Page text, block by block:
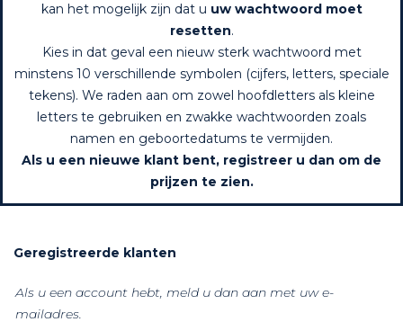
kan het mogelijk zijn dat u uw wachtwoord moet
resetten.
Kies in dat geval een nieuw sterk wachtwoord met
minstens 10 verschillende symbolen (cijfers, letters, speciale
tekens). We raden aan om zowel hoofdletters als kleine
letters te gebruiken en zwakke wachtwoorden zoals
namen en geboortedatums te vermijden.
Als u een nieuwe klant bent, registreer u dan om de
prijzen te zien.
Geregistreerde klanten
Als u een account hebt, meld u dan aan met uw e-
mailadres.